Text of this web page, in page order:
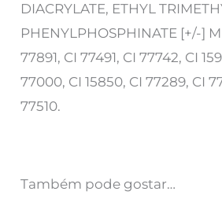
DIACRYLATE, ETHYL
PHENYLPHOSPHINATE [+/-]
77891, CI 77491, CI 77742, CI
77000, CI 15850, CI 77289, CI
77510.
Também pode gostar…